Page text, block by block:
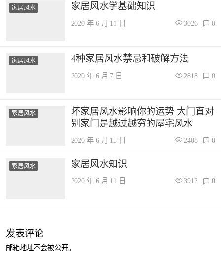
家居风水 家居风水学基础知识
2020 年 6 月 11 日 3026 0
家居风水 4种家居风水禁忌和破解方法
2020 年 6 月 7 日 2818 0
家居风水
坏家居风水影响你的运势 大门直对
别家门是越过越穷的屋宅风水
2020 年 6 月 15 日 2408 0
家居风水 家居风水知识
2020 年 6 月 11 日 3912 0
发表评论
邮箱地址不会被公开。